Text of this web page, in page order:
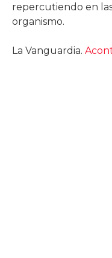
repercutiendo en
organismo.
La Vanguardia.